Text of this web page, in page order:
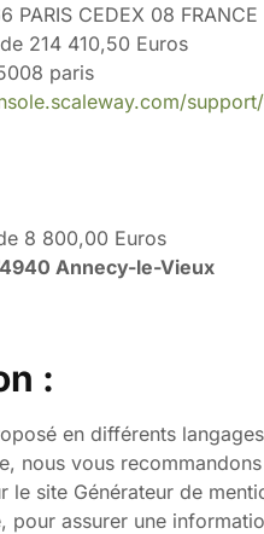
PARIS CEDEX 08 FRANCE
214 410,50 Euros
paris
8 800,00 Euros
Annecy-le-Vieux
:
en différents
nous vous
site Générateur de
assurer une